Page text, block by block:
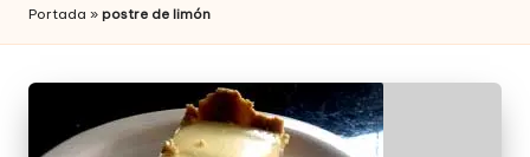
Portada » postre de limón